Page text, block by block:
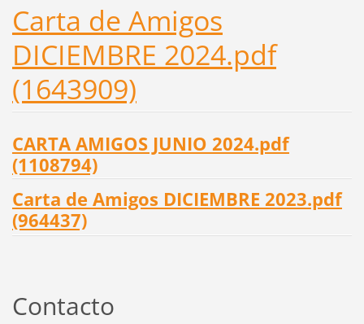
Carta de Amigos
DICIEMBRE 2024.pdf
(1643909)
CARTA AMIGOS JUNIO 2024.pdf
(1108794)
Carta de Amigos DICIEMBRE 2023.pdf
(964437)
Contacto